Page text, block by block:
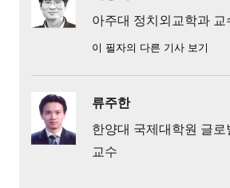
아주대 정치외교학과 교
이 필자의 다른 기사 보기
류주한
한양대 국제대학원 글
교수